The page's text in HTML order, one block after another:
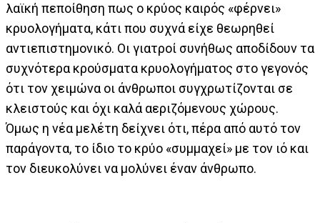
λαϊκή πεποίθηση πως ο κρύος καιρός «φέρνει»
κρυολογήματα, κάτι που συχνά είχε θεωρηθεί
αντιεπιστημονικό. Οι γιατροί συνήθως αποδίδουν τα
συχνότερα κρούσματα κρυολογήματος στο γεγονός
ότι τον χειμώνα οι άνθρωποι συγχρωτίζονται σε
κλειστούς και όχι καλά αεριζόμενους χώρους.
Όμως η νέα μελέτη δείχνει ότι, πέρα από αυτό τον
παράγοντα, το ίδιο το κρύο «συμμαχεί» με τον ιό και
τον διευκολύνει να μολύνει έναν άνθρωπο.